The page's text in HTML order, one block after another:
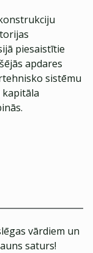
piesaistītie
apdares
sistēmu
vārdiem un
saturs!